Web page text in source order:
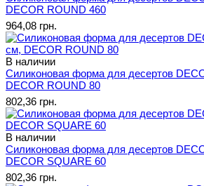
DECOR ROUND 460
964,08 грн.
В наличии
Силиконовая форма для десертов
DECOR ROUND 80
802,36 грн.
В наличии
Силиконовая форма для десертов
DECOR SQUARE 60
802,36 грн.